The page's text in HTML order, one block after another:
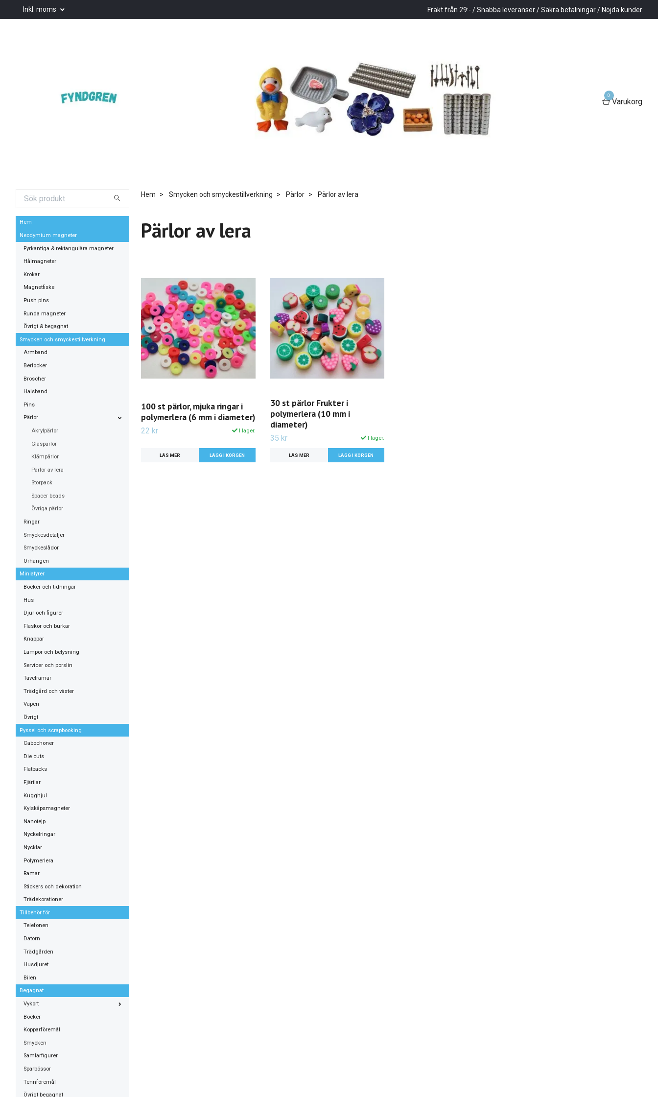
Inkl. moms Frakt från 29:- / Snabba leveranser / Säkra betalningar / Nöjda kunder
0
Varukorg
Hem
Neodymium magneter
Fyrkantiga & rektangulära magneter
Hålmagneter
Krokar
Magnetfiske
Push pins
Runda magneter
Övrigt & begagnat
Smycken och smyckestillverkning
Armband
Berlocker
Broscher
Halsband
Pins
Pärlor
Akrylpärlor
Glaspärlor
Klämpärlor
Pärlor av lera
Storpack
Spacer beads
Övriga pärlor
Ringar
Smyckesdetaljer
Smyckeslådor
Örhängen
Miniatyrer
Böcker och tidningar
Hus
Djur och figurer
Flaskor och burkar
Knappar
Lampor och belysning
Servicer och porslin
Tavelramar
Trädgård och växter
Vapen
Övrigt
Pyssel och scrapbooking
Cabochoner
Die cuts
Flatbacks
Fjärilar
Kugghjul
Kylskåpsmagneter
Nanotejp
Nyckelringar
Nycklar
Polymerlera
Ramar
Stickers och dekoration
Trädekorationer
Tillbehör för
Telefonen
Datorn
Trädgården
Husdjuret
Bilen
Begagnat
Vykort
Böcker
Kopparföremål
Smycken
Samlarfigurer
Sparbössor
Tennföremål
Övrigt begagnat
Hem Smycken och smyckestillverkning Pärlor Pärlor av lera
Pärlor av lera
100 st pärlor, mjuka ringar i
polymerlera (6 mm i diameter)
22 kr I lager.
LÄS MER
30 st pärlor Frukter i
polymerlera (10 mm i
diameter)
35 kr I lager.
LÄS MER